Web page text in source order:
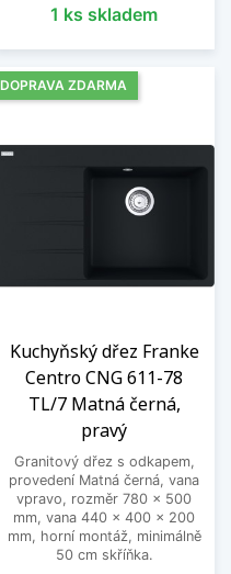
1 ks skladem
Kuchyňský dřez Franke
Centro CNG 611-78
TL/7 Matná černá,
pravý
Granitový dřez s odkapem,
provedení Matná černá, vana
vpravo, rozměr 780 x 500
mm, vana 440 x 400 x 200
mm, horní montáž, minimálně
50 cm skříňka.
DOPRAVA ZDARMA